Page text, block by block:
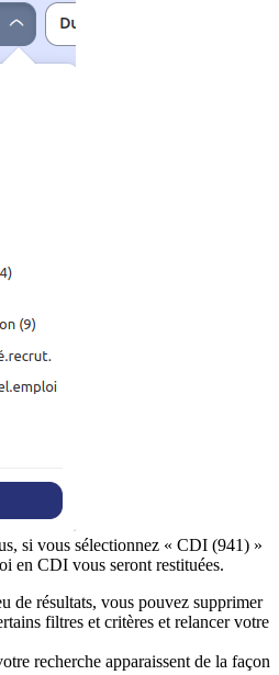
si vous sélectionnez « CDI (941) »
en CDI vous seront restituées.
de résultats, vous pouvez supprimer
filtres et critères et relancer votre
recherche apparaissent de la façon